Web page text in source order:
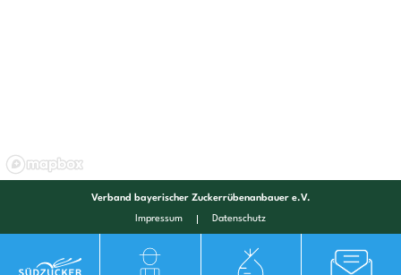
Verband bayerischer Zuckerrübenanbauer e.V.
Impressum Datenschutz